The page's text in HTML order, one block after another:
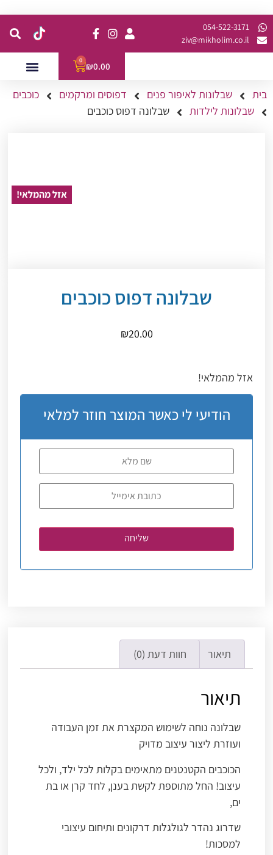
054-522-3171⁩
ziv@mikholim.co.il
₪0.00
0
בית שבלונות לאיפור פנים דפוסים ומרקמים
כוכבים
שבלונות לילדות
שבלונה דפוס כוכבים
אזל מהמלאי!
שבלונה דפוס כוכבים
₪20.00
אזל מהמלאי!
הודיעי לי כאשר המוצר חוזר למלאי
תיאור חוות דעת (0)
תיאור
שבלונה נוחה לשימוש המקצרת את זמן העבודה
ועוזרת ליצור עיצוב מדויק
הכוכבים הקטנטנים מתאימים בקלות לכל ילד, ולכל
עיצוב! החל מתוספת לקשת בענן, לחד קרן או בת
ים,
שדרוג נהדר לגולגלות דרקונים ותיחום עיצובי
למסכות!